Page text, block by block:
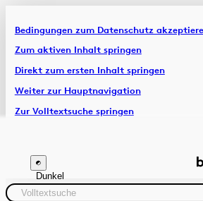
Bedingungen zum Datenschutz
Zum aktiven Inhalt springen
Direkt zum ersten Inhalt springen
Weiter zur Hauptnavigation
Zur Volltextsuche springen
Artikel &
Dunkel